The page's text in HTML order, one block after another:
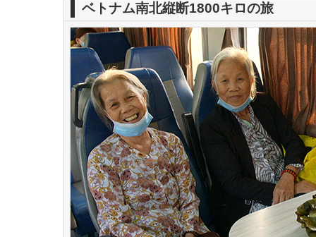
ベトナム南北縦断1800キロの旅